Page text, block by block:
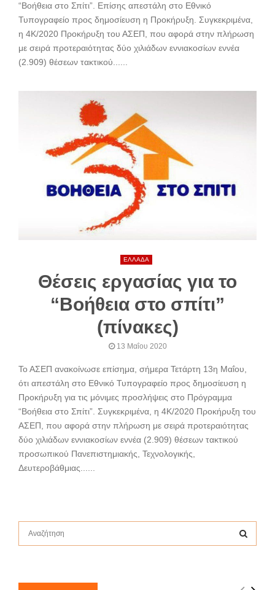
“Βοήθεια στο Σπίτι”. Επίσης απεστάλη στο Εθνικό
Τυπογραφείο προς δημοσίευση η Προκήρυξη. Συγκεκριμένα,
η 4Κ/2020 Προκήρυξη του ΑΣΕΠ, που αφορά στην πλήρωση
με σειρά προτεραιότητας δύο χιλιάδων εννιακοσίων εννέα
(2.909) θέσεων τακτικού......
ΕΛΛΑΔΑ
Θέσεις εργασίας για το
“Βοήθεια στο σπίτι”
(πίνακες)
13 Μαΐου 2020
Το ΑΣΕΠ ανακοίνωσε επίσημα, σήμερα Τετάρτη 13η Μαΐου,
ότι απεστάλη στο Εθνικό Τυπογραφείο προς δημοσίευση η
Προκήρυξη για τις μόνιμες προσλήψεις στο Πρόγραμμα
“Βοήθεια στο Σπίτι”. Συγκεκριμένα, η 4Κ/2020 Προκήρυξη του
ΑΣΕΠ, που αφορά στην πλήρωση με σειρά προτεραιότητας
δύο χιλιάδων εννιακοσίων εννέα (2.909) θέσεων τακτικού
προσωπικού Πανεπιστημιακής, Τεχνολογικής,
Δευτεροβάθμιας......